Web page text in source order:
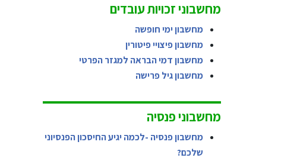
מחשבוני זכויות עובדים
מחשבון ימי חופשה
מחשבון פיצויי פיטורין
מחשבון דמי הבראה למגזר הפרטי
מחשבון גיל פרישה
מחשבוני פנסיה
מחשבון פנסיה -לכמה יגיע החיסכון הפנסיוני
שלכם?